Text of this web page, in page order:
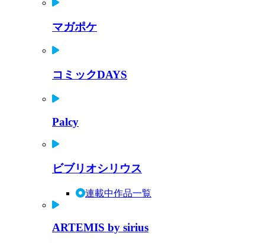
マガポケ
コミックDAYS
Palcy
ビブリオシリウス
連載中作品一覧
ARTEMIS by sirius